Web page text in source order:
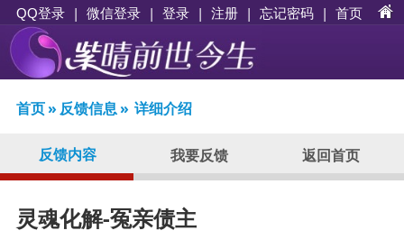
QQ登录 | 微信登录 | 登录 | 注册 | 忘记密码 | 首页
首页» 反馈信息» 详细介绍
反馈内容 我要反馈 返回首页
灵魂化解-冤亲债主